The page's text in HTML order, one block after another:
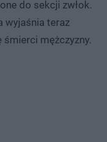
do sekcji zwłok.
wyjaśnia teraz
śmierci mężczyzny.